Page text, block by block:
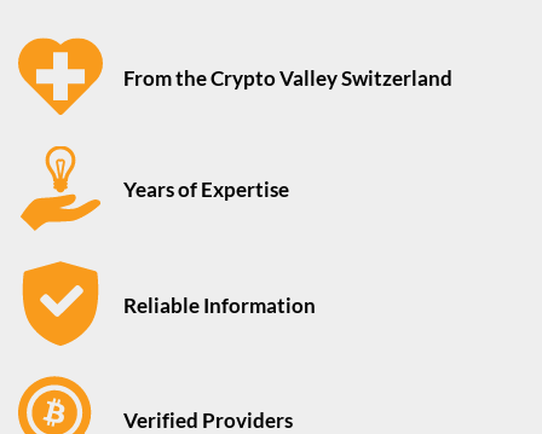
From the Crypto Valley Switzerland
Years of Expertise
Reliable Information
Verified Providers